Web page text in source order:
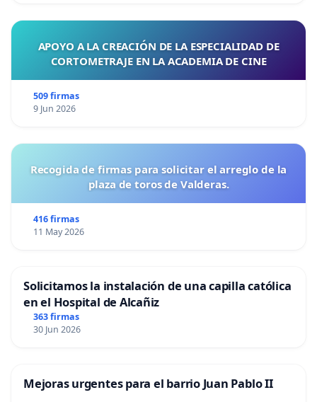
APOYO A LA CREACIÓN DE LA ESPECIALIDAD DE
CORTOMETRAJE EN LA ACADEMIA DE CINE
509 firmas
9 Jun 2026
Recogida de firmas para solicitar el arreglo de la
plaza de toros de Valderas.
416 firmas
11 May 2026
Solicitamos la instalación de una capilla católica
en el Hospital de Alcañiz
363 firmas
30 Jun 2026
Mejoras urgentes para el barrio Juan Pablo II